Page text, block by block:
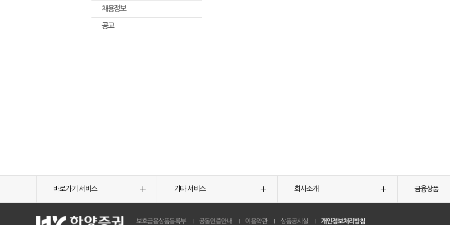
채용정보
공고
바로가기 서비스 기타 서비스 회사소개 금융상품
보호금융상품등록부 공동인증안내 이용약관 상품공시실 개인정보처리방침